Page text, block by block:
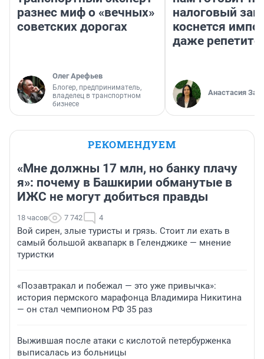
разнес миф о «вечных»
советских дорогах
Олег Арефьев
Блогер, предприниматель,
владелец в транспортном
бизнесе
налоговый
коснется
даже
Анастасия
РЕКОМЕНДУЕМ
«Мне должны 17 млн, но банку плачу
я»: почему в Башкирии обманутые в
ИЖС не могут добиться правды
18 часов 7 742 4
Вой сирен, злые туристы и грязь. Стоит ли ехать в
самый большой аквапарк в Геленджике — мнение
туристки
«Позавтракал и побежал — это уже привычка»:
история пермского марафонца Владимира Никитина
— он стал чемпионом РФ 35 раз
Выжившая после атаки с кислотой петербурженка
выписалась из больницы